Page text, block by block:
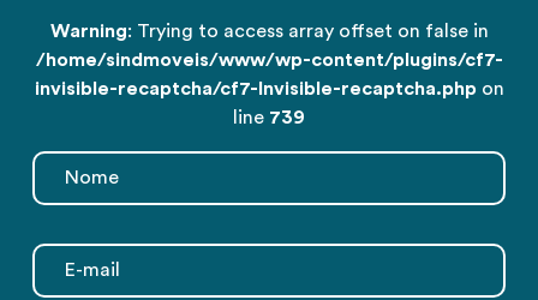
Warning: Trying to access array offset on false in
/home/sindmoveis/www/wp-content/plugins/cf7-
invisible-recaptcha/cf7-Invisible-recaptcha.php on
line 739